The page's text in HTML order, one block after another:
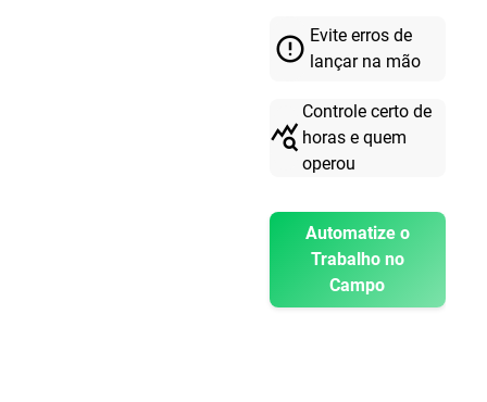
error_outline Evite erros de
lançar na mão
query_stats
Controle certo de
horas e quem
operou
Automatize o
Trabalho no
Campo